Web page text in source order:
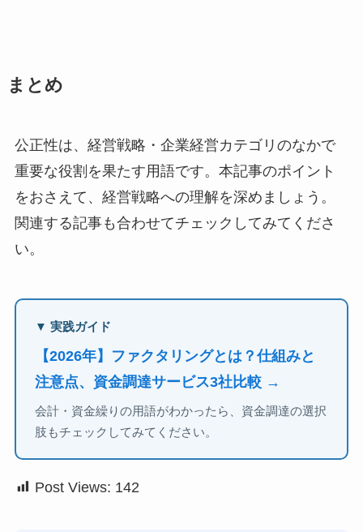
まとめ
公正性は、経営戦略・企業経営カテゴリのなかで
重要な役割を果たす用語です。本記事のポイント
をおさえて、経営戦略への理解を深めましょう。
関連する記事も合わせてチェックしてみてくださ
い。
▼ 実践ガイド
【2026年】ファクタリングとは？仕組みと
注意点、資金調達サービス3社比較 →
会計・資金繰りの用語がわかったら、資金調達の選択
肢もチェックしてみてください。
Post Views: 142